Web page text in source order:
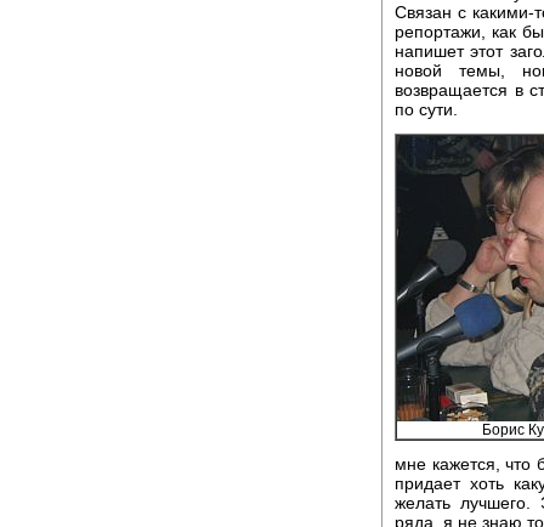
Связан с какими-
репортажи, как
напишет этот
новой темы,
возвращается в
по сути.
Борис
мне кажется, что
придает хоть
желать лучшего.
ряда, я не знаю